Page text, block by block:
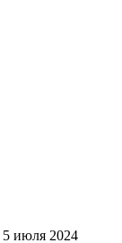
5 июля 2024